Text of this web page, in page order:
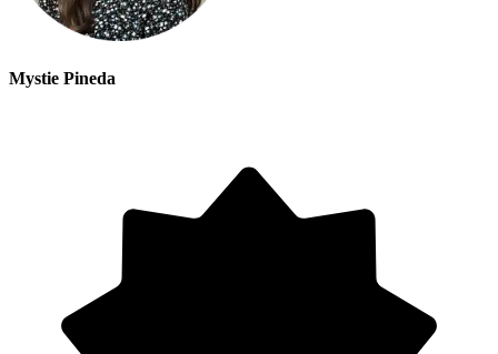
Mystie Pineda